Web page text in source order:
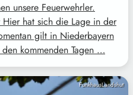
unsere Feuerwehrler.
hat sich die Lage in der
gilt in Niederbayern
kommenden Tagen …
FunkhausLandshut